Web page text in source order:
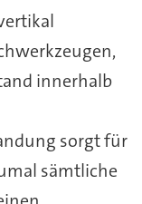
innerhalb
sorgt für
sämtliche